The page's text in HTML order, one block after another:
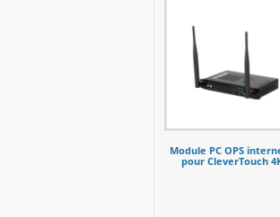
Module PC OPS
pour CleverTouch